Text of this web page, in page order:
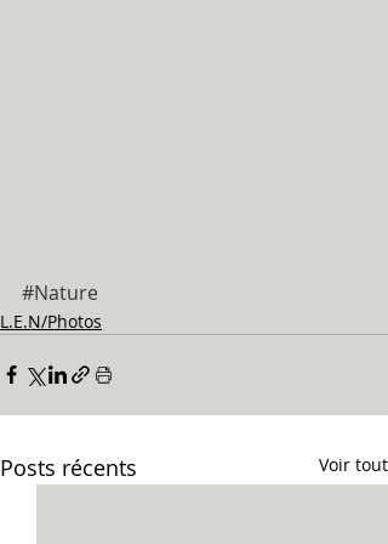
#Nature
L.E.N/Photos
Posts récents Voir tout